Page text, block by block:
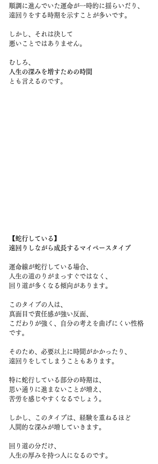
順調に進んでいた運命が一時的に揺らいだり、
遠回りをする時期を示すことが多いです。
しかし、それは決して
悪いことではありません。
むしろ、
人生の深みを増すための時間
とも言えるのです。
【蛇行している】
遠回りしながら成長するマイペースタイプ
運命線が蛇行している場合、
人生の道のりがまっすぐではなく、
回り道が多くなる傾向があります。
このタイプの人は、
真面目で責任感が強い反面、
こだわりが強く、自分の考えを曲げにくい性格
です。
そのため、必要以上に時間がかかったり、
遠回りをしてしまうこともあります。
特に蛇行している部分の時期は、
思い通りに進まないことが増え、
苦労を感じやすくなるでしょう。
しかし、このタイプは、経験を重ねるほど
人間的な深みが増していきます。
回り道の分だけ、
人生の厚みを持つ人になるのです。